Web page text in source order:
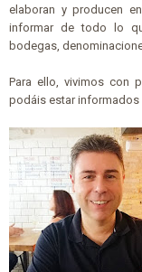
elaboran y producen
informar de todo lo
bodegas,
Para ello, vivimos con
podáis estar informados